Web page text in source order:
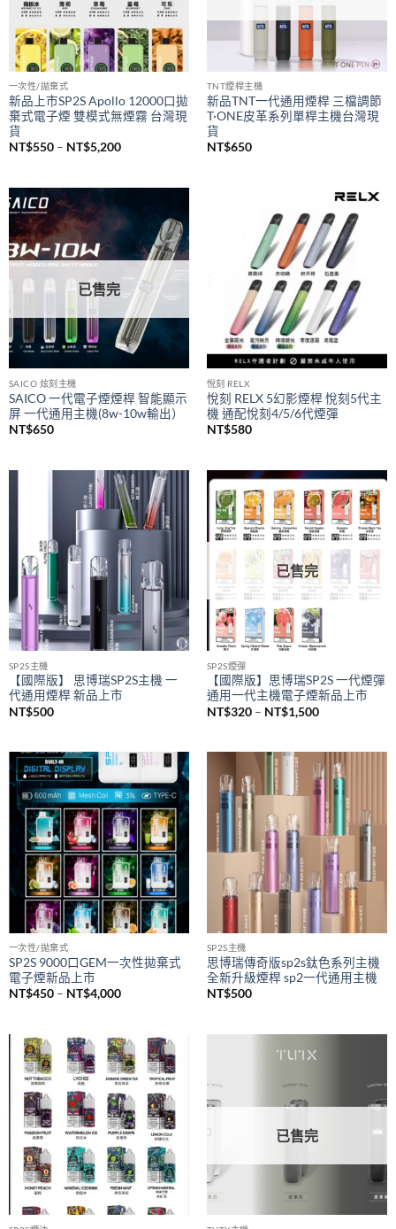
一次性/拋棄式
新品上市SP2S Apollo 12000口拋
棄式電子煙 雙模式無煙霧 台灣現
貨
NT$550 – NT$5,200價
NT$550
NT$5,200
TNT煙桿主機
新品TNT一代通用煙桿 三檔調節
T·ONE皮革系列單桿主機台灣現
貨
NT$650
已售完
SAICO 炫刻主機
SAICO 一代電子煙煙桿 智能顯示
屏 一代通用主機(8w-10w輸出）
NT$650
悅刻 RELX
悅刻 RELX 5幻影煙桿 悅刻5代主
機 通配悅刻4/5/6代煙彈
NT$580
SP2S主機
【國際版】 思博瑞SP2S主機 一
代通用煙桿 新品上市
NT$500
已售完
SP2S煙彈
【國際版】思博瑞SP2S 一代煙彈
通用一代主機電子煙新品上市
NT$320 – NT$1,500價
到
NT$1,500
一次性/拋棄式
SP2S 9000口GEM一次性拋棄式
電子煙新品上市
NT$450 – NT$4,000價
NT$450
到
NT$4,000
SP2S主機
思博瑞傳奇版sp2s鈦色系列主機
全新升級煙桿 sp2一代通用主機
NT$500
已售完